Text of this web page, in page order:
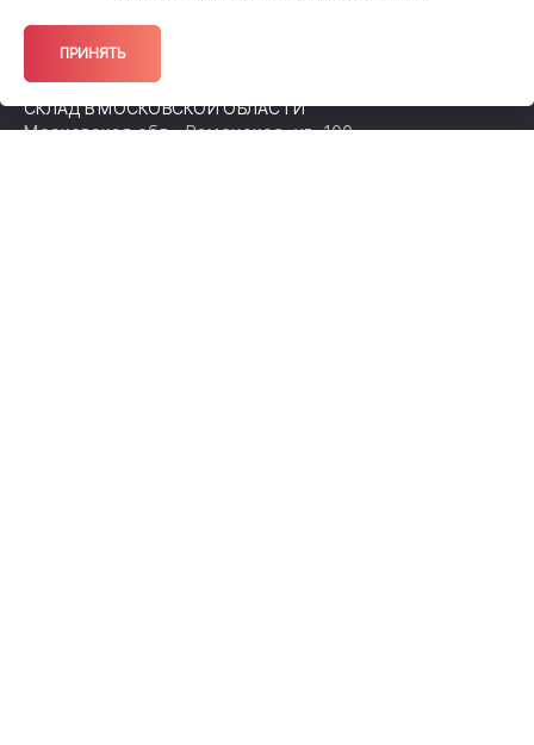
ОФИС ПРОДАЖ
140105, Московская обл., Раменское,
ул. Чугунова, 38А
СКЛАД В МОСКОВСКОЙ ОБЛАСТИ
Московская обл., Раменское, ул. 100-
ПРИНЯТЬ